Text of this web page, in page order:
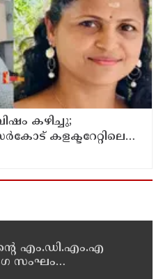
കഴിച്ചു;
കളക്ടറേറ്റിലെ
എം.ഡി.എം.എ
സംഘം